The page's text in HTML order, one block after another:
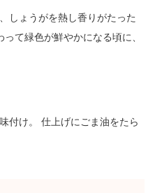
しょうがを熱し香りがたった
て緑色が鮮やかになる頃に、
付け。 仕上げにごま油をたら